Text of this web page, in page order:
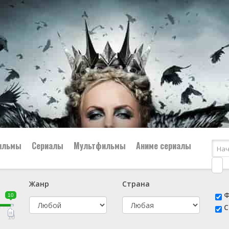
👨‍✈️ Военный
🕵️‍♂️ Детектив
Сериалы Мультфильмы Аниме сериалы
10
10
Жанр
Страна